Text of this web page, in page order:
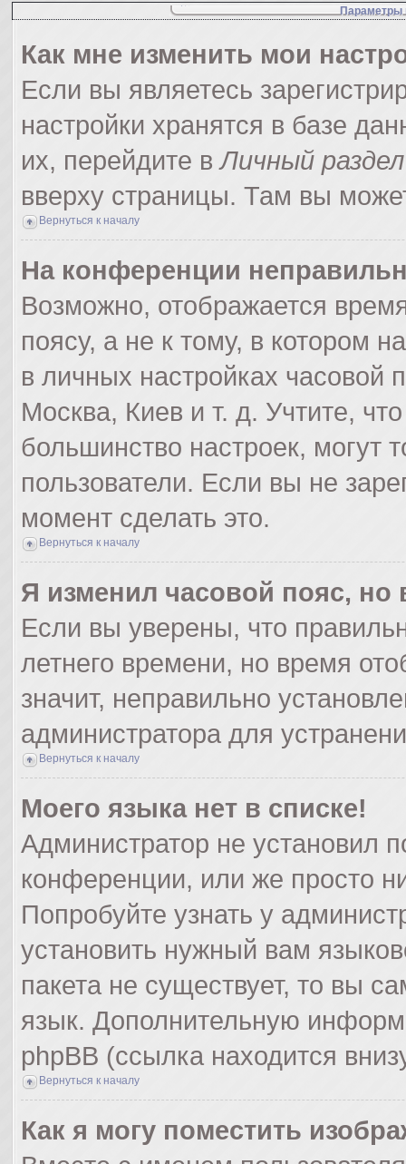
Параметры
Как мне изменить мои
Если вы являетесь
настройки хранятся в базе
их, перейдите вЛичный раздел
вверху страницы. Там вы
Вернуться к началу
На конференции
Возможно, отображается
поясу, а не к тому, в котором
в личных настройках часовой
Москва, Киев и т. д. Учтите,
большинство настроек, могут
пользователи. Если вы не
момент сделать это.
Вернуться к началу
Я изменил часовой пояс,
Если вы уверены, что
летнего времени, но время
значит, неправильно
администратора для
Вернуться к началу
Моего языка нет в списке!
Администратор не установил
конференции, или же просто
Попробуйте узнать у
установить нужный вам
пакета не существует, то вы
язык. Дополнительную
phpBB (ссылка находится
Вернуться к началу
Как я могу поместить